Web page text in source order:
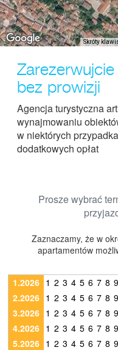
Skróty
bez prowizji
Agencja turystyczna
wynajmowaniu
w niektórych
dodatkowych opłat
Prosze wybrać
Zaznaczamy, że w
apartamentów
1.2026 1 2 3 4 5 6 7 8 9
2.2026 1 2 3 4 5 6 7 8 9
3.2026 1 2 3 4 5 6 7 8 9
4.2026 1 2 3 4 5 6 7 8 9
5.2026 1 2 3 4 5 6 7 8 9